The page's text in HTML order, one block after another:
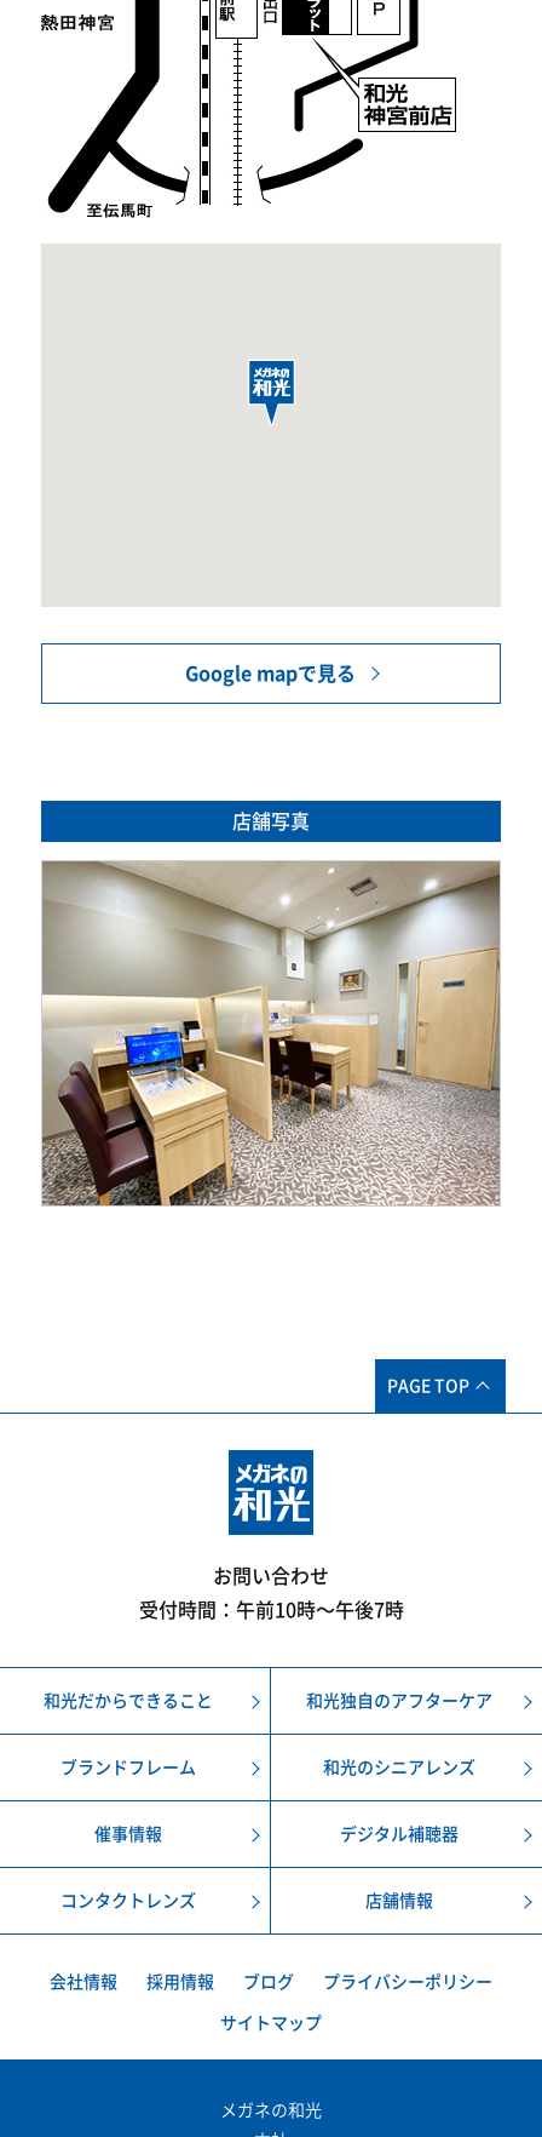
Google mapで見る
店舗写真
PAGE TOP
お問い合わせ
受付時間：午前10時〜午後7時
和光だからできること 和光独自のアフターケア
ブランドフレーム 和光のシニアレンズ
催事情報 デジタル補聴器
コンタクトレンズ 店舗情報
会社情報 採用情報 ブログ プライバシーポリシー
サイトマップ
メガネの和光